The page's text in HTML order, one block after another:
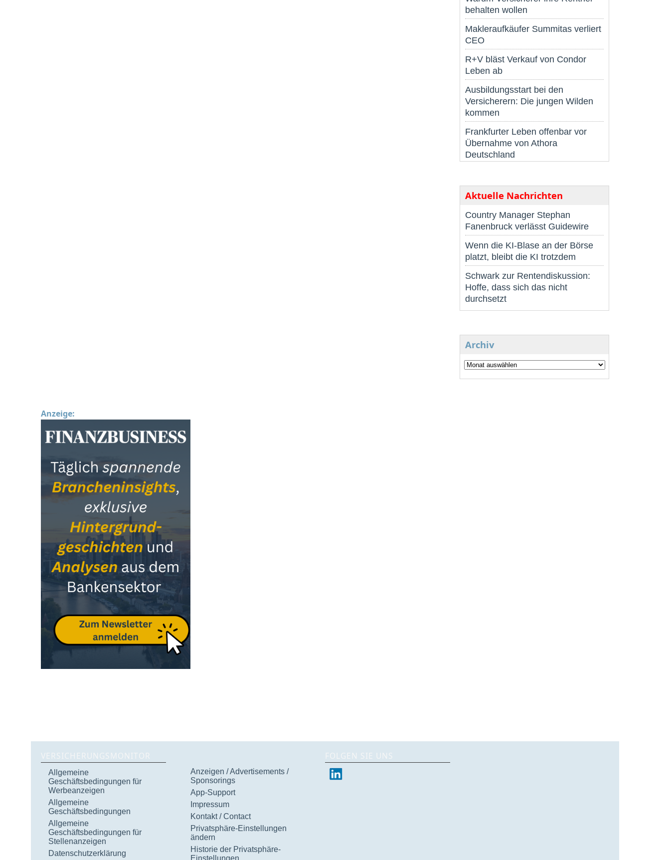
behalten wollen
Makleraufkäufer Summitas verliert
CEO
R+V bläst Verkauf von Condor
Leben ab
Ausbildungsstart bei den
Versicherern: Die jungen Wilden
kommen
Frankfurter Leben offenbar vor
Übernahme von Athora
Deutschland
Aktuelle Nachrichten
Country Manager Stephan
Fanenbruck verlässt Guidewire
Wenn die KI-Blase an der Börse
platzt, bleibt die KI trotzdem
Schwark zur Rentendiskussion:
Hoffe, dass sich das nicht
durchsetzt
Archiv
Anzeige:
VERSICHERUNGSMONITOR
Allgemeine
Geschäftsbedingungen für
Werbeanzeigen
Allgemeine
Geschäftsbedingungen
Allgemeine
Geschäftsbedingungen für
Stellenanzeigen
Datenschutzerklärung
Anzeigen / Advertisements /
Sponsorings
App-Support
Impressum
Kontakt / Contact
Privatsphäre-Einstellungen
ändern
Historie der Privatsphäre-
Einstellungen
FOLGEN SIE UNS